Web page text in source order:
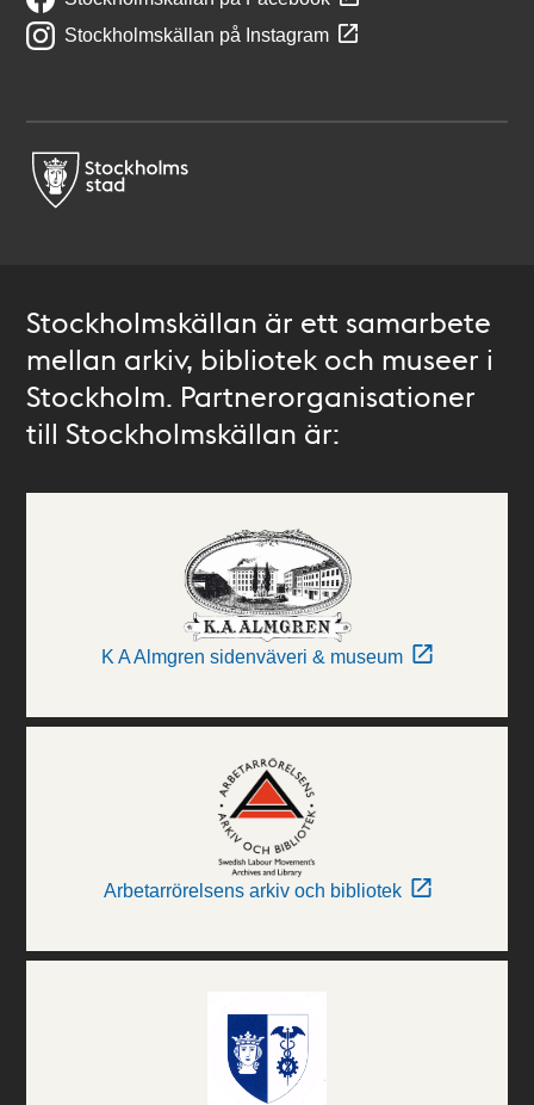
Stockholmskällan på Instagram
Stockholmskällan är ett samarbete
mellan arkiv, bibliotek och museer i
Stockholm. Partnerorganisationer
till Stockholmskällan är:
K A Almgren sidenväveri & museum
Arbetarrörelsens arkiv och bibliotek